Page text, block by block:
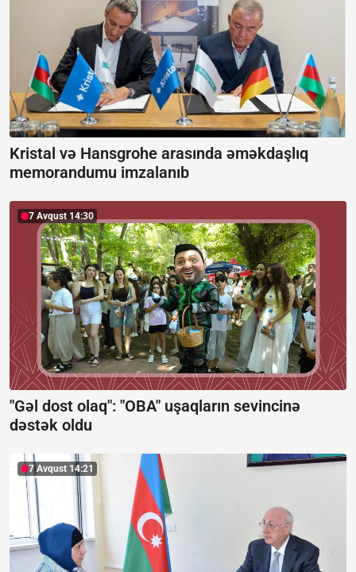
Kristal və Hansgrohe arasında əməkdaşlıq
memorandumu imzalanıb
7 Avqust 14:30
"Gəl dost olaq": "OBA" uşaqların sevincinə
dəstək oldu
7 Avqust 14:21